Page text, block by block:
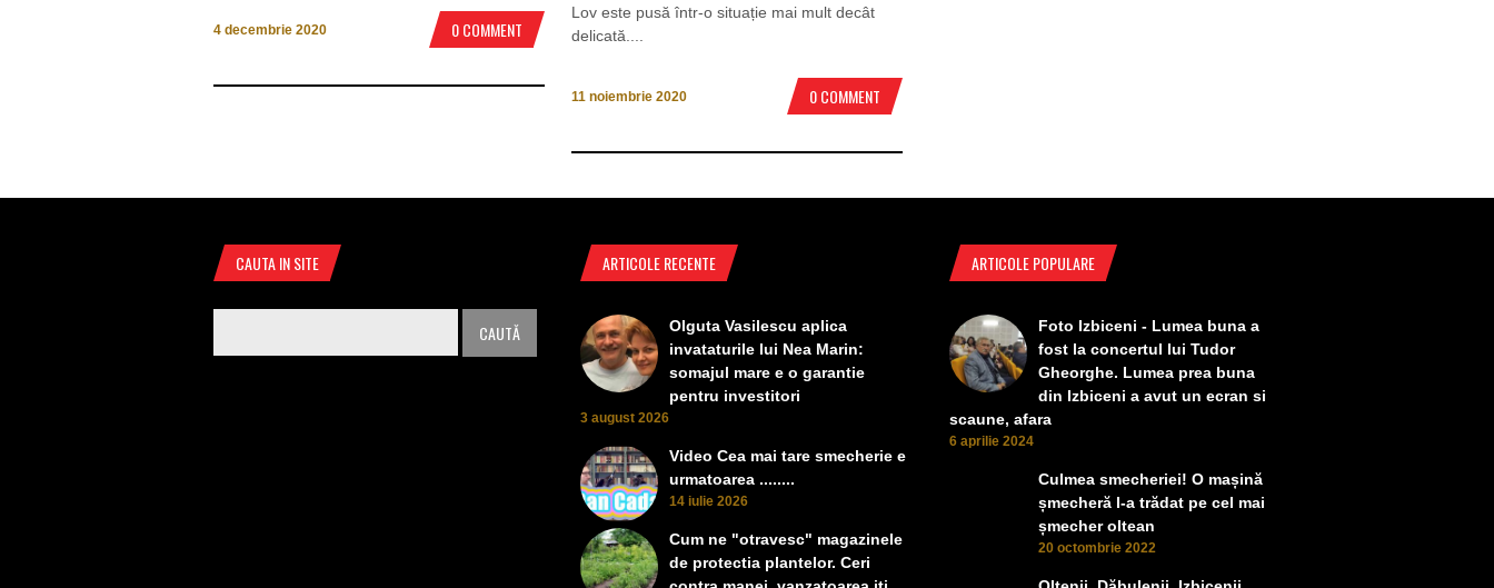
4 decembrie 2020 0 COMMENT
Lov este pusă într-o situație mai mult decât
delicată....
11 noiembrie 2020 0 COMMENT
CAUTA IN SITE ARTICOLE RECENTE
Olguta Vasilescu aplica
invataturile lui Nea Marin:
somajul mare e o garantie
pentru investitori
3 august 2026
Video Cea mai tare smecherie e
urmatoarea ........
14 iulie 2026
Cum ne "otravesc" magazinele
de protectia plantelor. Ceri
ARTICOLE POPULARE
Foto Izbiceni - Lumea buna a
fost la concertul lui Tudor
Gheorghe. Lumea prea buna
din Izbiceni a avut un ecran si
scaune, afara
6 aprilie 2024
Culmea smecheriei! O mașină
șmecheră l-a trădat pe cel mai
șmecher oltean
20 octombrie 2022